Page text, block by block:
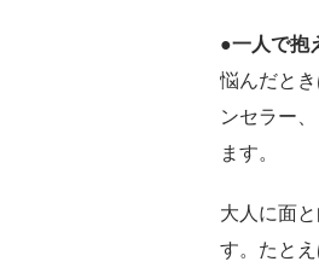
●一人で抱
悩んだと
ンセラー
ます。
大人に面
す。たと